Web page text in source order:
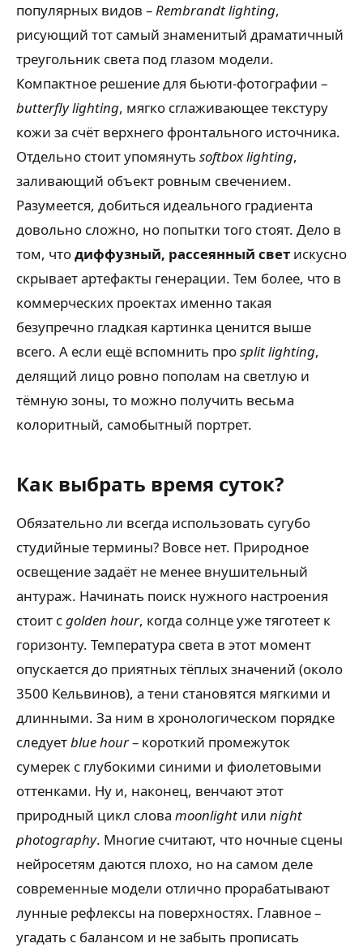
популярных видов –Rembrandt lighting,
рисующий тот самый знаменитый драматичный
треугольник света под глазом модели.
Компактное решение для бьюти-фотографии –
butterfly lighting, мягко сглаживающее текстуру
кожи за счёт верхнего фронтального источника.
Отдельно стоит упомянуть softbox lighting,
заливающий объект ровным свечением.
Разумеется, добиться идеального градиента
довольно сложно, но попытки того стоят. Дело в
том, чтодиффузный, рассеянный свет искусно
скрывает артефакты генерации. Тем более, что в
коммерческих проектах именно такая
безупречно гладкая картинка ценится выше
всего. А если ещё вспомнить проsplit lighting,
делящий лицо ровно пополам на светлую и
тёмную зоны, то можно получить весьма
колоритный, самобытный портрет.
Как выбрать время суток?
Обязательно ли всегда использовать сугубо
студийные термины? Вовсе нет. Природное
освещение задаёт не менее внушительный
антураж. Начинать поиск нужного настроения
стоит сgolden hour, когда солнце уже тяготеет к
горизонту. Температура света в этот момент
опускается до приятных тёплых значений (около
3500 Кельвинов), а тени становятся мягкими и
длинными. За ним в хронологическом порядке
следуетblue hour– короткий промежуток
сумерек с глубокими синими и фиолетовыми
оттенками. Ну и, наконец, венчают этот
природный цикл слова moonlight или night
photography. Многие считают, что ночные сцены
нейросетям даются плохо, но на самом деле
современные модели отлично прорабатывают
лунные рефлексы на поверхностях. Главное –
угадать с балансом и не забыть прописать